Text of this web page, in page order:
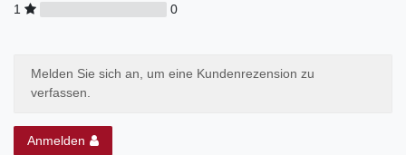
1
0
Melden Sie sich an, um eine Kundenrezension zu
verfassen.
Anmelden